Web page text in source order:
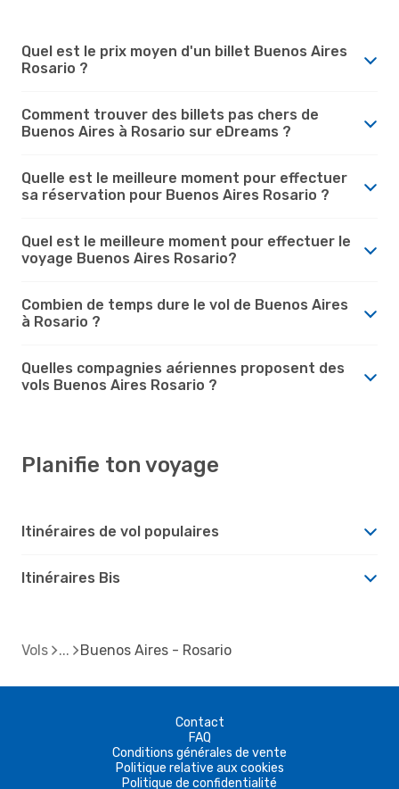
Quel est le prix moyen d'un billet Buenos Aires
Rosario ?
Comment trouver des billets pas chers de
Buenos Aires à Rosario sur eDreams ?
Quelle est le meilleure moment pour effectuer
sa réservation pour Buenos Aires Rosario ?
Quel est le meilleure moment pour effectuer le
voyage Buenos Aires Rosario?
Combien de temps dure le vol de Buenos Aires
à Rosario ?
Quelles compagnies aériennes proposent des
vols Buenos Aires Rosario ?
Planifie ton voyage
Itinéraires de vol populaires
Itinéraires Bis
Vols Buenos Aires - Rosario
Contact
FAQ
Conditions générales de vente
Politique relative aux cookies
Politique de confidentialité